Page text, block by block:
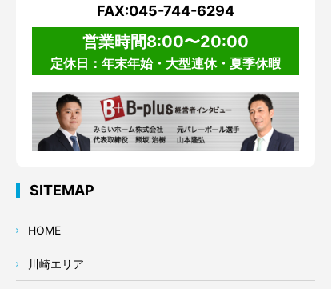
FAX:045-744-6294
営業時間8:00〜20:00
定休日：年末年始・大型連休・夏季休暇
SITEMAP
HOME
川崎エリア